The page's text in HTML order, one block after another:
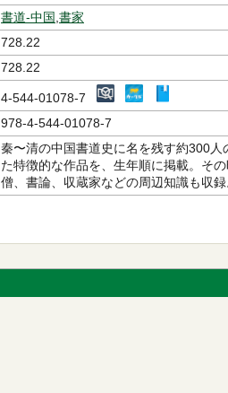
書道-中国 書家
728.22
728.22
4-544-01078-7
978-4-544-01078-7
秦〜清の中国書道史に名を残す約300
た特徴的な作品を、生年順に掲載。そ
僧、書論、収蔵家などの周辺知識も収